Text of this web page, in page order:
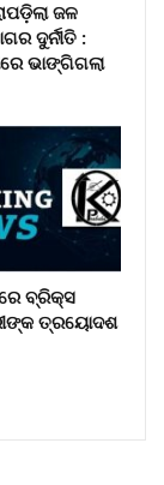
ଜଳ
ଦୁର୍ନୀତି :
ଭାଙ୍ଗିଗଲା
ବ୍ରିକ୍ସ
ତ୍ରୟୋଦଶ